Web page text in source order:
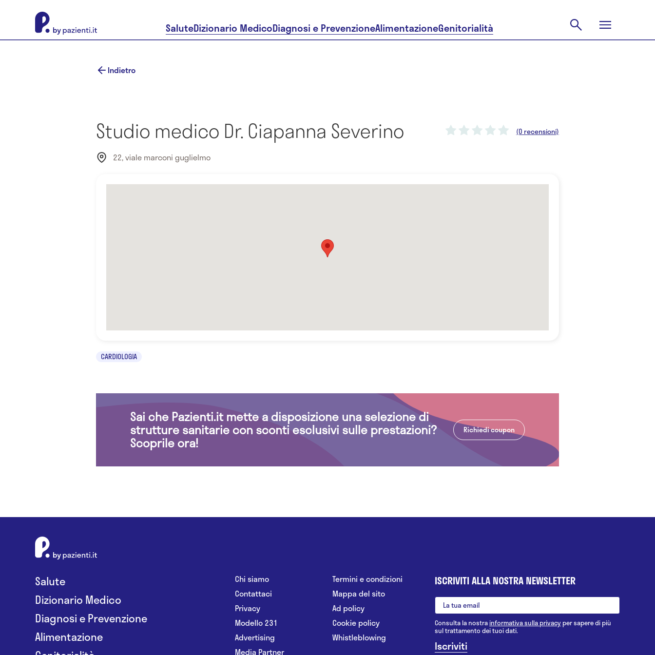
SaluteDizionario MedicoDiagnosi e PrevenzioneAlimentazioneGenitorialità
Indietro
Studio medico Dr. Ciapanna Severino (0 recensioni)
22, viale marconi guglielmo
CARDIOLOGIA
Sai che Pazienti.it mette a disposizione una selezione di
strutture sanitarie con sconti esclusivi sulle prestazioni?
Scoprile ora!
Richiedi coupon
Salute
Dizionario Medico
Diagnosi e Prevenzione
Alimentazione
Chi siamo
Contattaci
Privacy
Modello 231
Advertising
Media Partner
Termini e condizioni
Mappa del sito
Ad policy
Cookie policy
Whistleblowing
ISCRIVITI ALLA NOSTRA NEWSLETTER
Consulta la nostrainformativa sulla privacy per sapere di più
sul trattamento dei tuoi dati.